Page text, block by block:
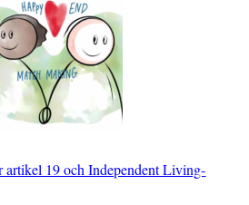
artikel 19 och Independent Living-